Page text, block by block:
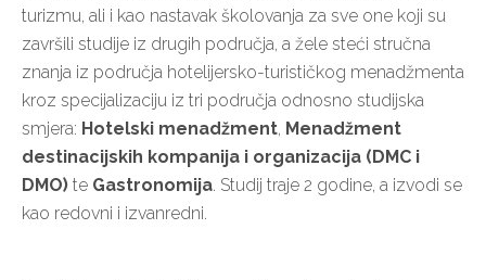
turizmu, ali i kao nastavak školovanja za sve one koji su
završili studije iz drugih područja, a žele steći stručna
znanja iz područja hotelijersko-turističkog menadžmenta
kroz specijalizaciju iz tri područja odnosno studijska
smjera: Hotelski menadžment, Menadžment
destinacijskih kompanija i organizacija (DMC i
DMO) te Gastronomija. Studij traje 2 godine, a izvodi se
kao redovni i izvanredni.